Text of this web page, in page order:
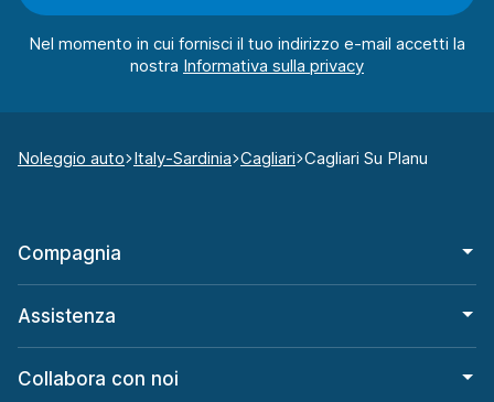
Nel momento in cui fornisci il tuo indirizzo e-mail accetti la
nostra
Noleggio auto Italy-Sardinia Cagliari Cagliari Su Planu
Compagnia
Assistenza
Collabora con noi